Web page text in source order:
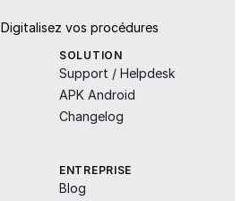
Digitalisez vos procédures
SOLUTION
Support / Helpdesk
APK Android
Changelog
ENTREPRISE
Blog